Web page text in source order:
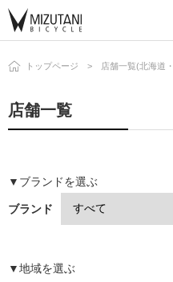
トップページ 店舗一覧(北海道
店舗一覧
▼ブランドを選ぶ
ブランド
▼地域を選ぶ